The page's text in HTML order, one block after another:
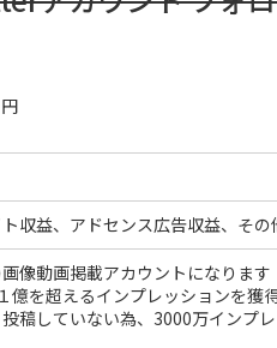
円
収益、アドセンス広告収益、その
像動画掲載アカウントになります
億を超えるインプレッションを獲
稿していない為、3000万インプ